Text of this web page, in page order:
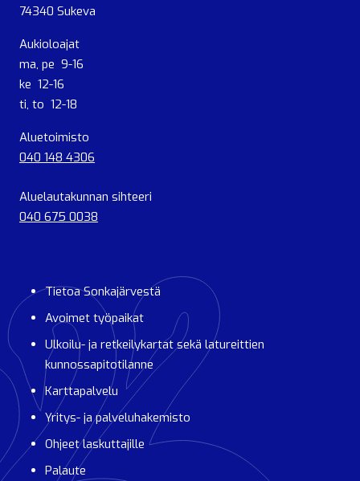
74340 Sukeva
Aukioloajat
ma, pe 9-16
ke 12-16
ti, to 12-18
Aluetoimisto
040 148 4306
Aluelautakunnan sihteeri
040 675 0038
Tietoa Sonkajärvestä
Avoimet työpaikat
Ulkoilu- ja retkeilykartat sekä latureittien
kunnossapitotilanne
Karttapalvelu
Yritys- ja palveluhakemisto
Ohjeet laskuttajille
Palaute